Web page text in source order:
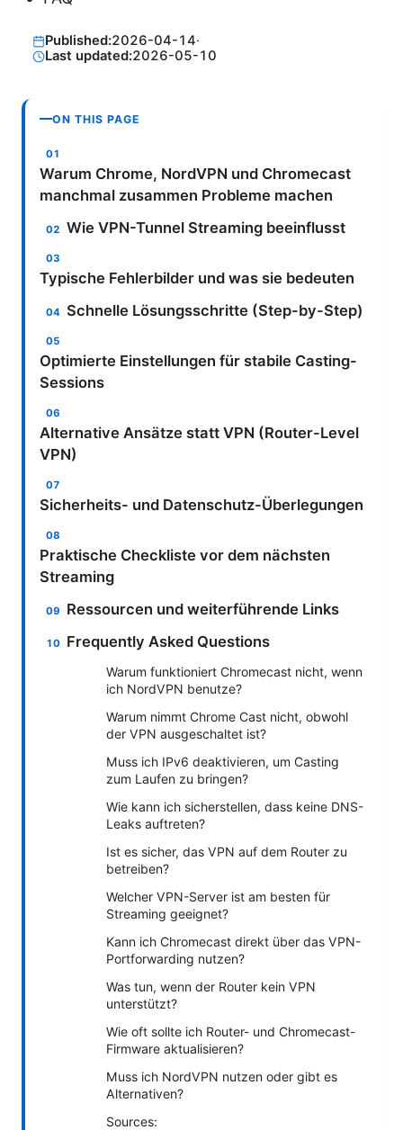
Published:2026-04-14·
Last updated:2026-05-10
ON THIS PAGE
Warum Chrome, NordVPN und Chromecast
manchmal zusammen Probleme machen
Wie VPN-Tunnel Streaming beeinflusst
Typische Fehlerbilder und was sie bedeuten
Schnelle Lösungsschritte (Step-by-Step)
Optimierte Einstellungen für stabile Casting-
Sessions
Alternative Ansätze statt VPN (Router-Level
VPN)
Sicherheits- und Datenschutz-Überlegungen
Praktische Checkliste vor dem nächsten
Streaming
Ressourcen und weiterführende Links
Frequently Asked Questions
Warum funktioniert Chromecast nicht, wenn
ich NordVPN benutze?
Warum nimmt Chrome Cast nicht, obwohl
der VPN ausgeschaltet ist?
Muss ich IPv6 deaktivieren, um Casting
zum Laufen zu bringen?
Wie kann ich sicherstellen, dass keine DNS-
Leaks auftreten?
Ist es sicher, das VPN auf dem Router zu
betreiben?
Welcher VPN-Server ist am besten für
Streaming geeignet?
Kann ich Chromecast direkt über das VPN-
Portforwarding nutzen?
Was tun, wenn der Router kein VPN
unterstützt?
Wie oft sollte ich Router- und Chromecast-
Firmware aktualisieren?
Muss ich NordVPN nutzen oder gibt es
Alternativen?
Sources: